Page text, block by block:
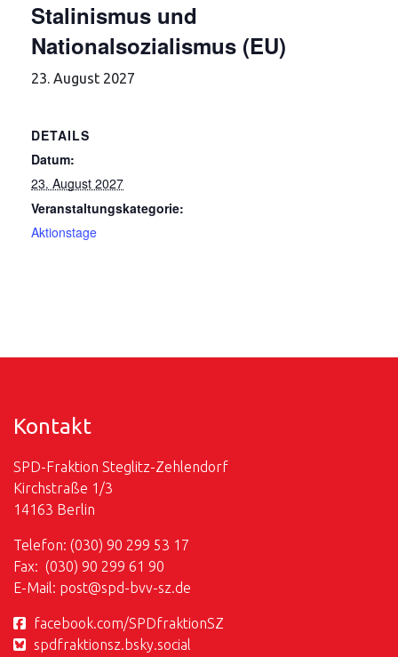
Stalinismus und
Nationalsozialismus (EU)
23. August 2027
DETAILS
Datum:
23. August 2027
Veranstaltungskategorie:
Aktionstage
Kontakt
SPD-Fraktion Steglitz-Zehlendorf
Kirchstraße 1/3
14163 Berlin
Telefon: (030) 90 299 53 17
Fax: (030) 90 299 61 90
E-Mail: post@spd-bvv-sz.de
facebook.com/SPDfraktionSZ
spdfraktionsz.bsky.social